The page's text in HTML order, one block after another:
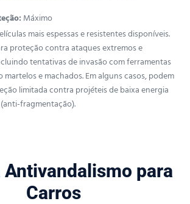
Máximo
mais espessas e resistentes disponíveis.
proteção contra ataques extremos e
tentativas de invasão com ferramentas
martelos e machados. Em alguns casos, podem
limitada contra projéteis de baixa energia
fragmentação).
para
Carros